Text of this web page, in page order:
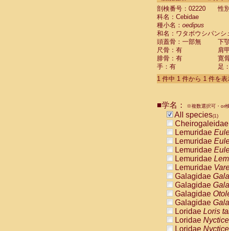
Cebidae
Cebidae
Cebidae
Cebidae
Cebidae
Cebidae
Cebidae
Cebidae
Cebidae
Cebidae
CebidaeCebus
Cebidae
Cebidae
Atelidae
Atelidae
Atelidae
Atelidae
AtelidaeAteles
AtelidaeAteles
AtelidaeAteles
AtelidaeAteles
Atelidae
Atelidae
Pitheciidae
剖検番号：02220
性
科名：Cebidae
種小名： oedipus
和名：ワタボウシパンシ
頭蓋骨：一部無
下
尺骨：有
肩
腓骨：有
寛
手：有
足
1 件中 1 件から 1 件を表
■学名： ※複数選択可・or
All species(1)
Cheirogaleidae
Lemuridae
Lemuridae
Lemuridae
Lemuridae
Lemuridae
Galagidae
Galagidae
Galagidae
Galagidae
Loridae Loris
Loridae
Loridae